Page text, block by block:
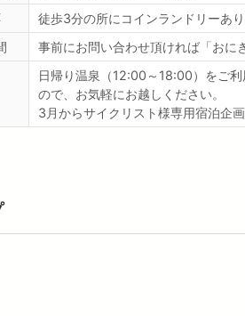
徒歩3分の所にコインランドリーあり
事前にお問い合わせ頂ければ「おに
日帰り温泉（12:00～18:00）をご
ので、お気軽にお越しください。
3月からサイクリスト様専用宿泊企